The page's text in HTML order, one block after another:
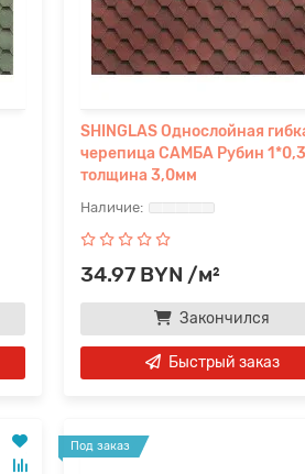
SHINGLAS Однослойная
черепица САМБА Рубин
толщина 3,0мм
34.97 BYN /м²
Закончился
Быстрый заказ
Под заказ